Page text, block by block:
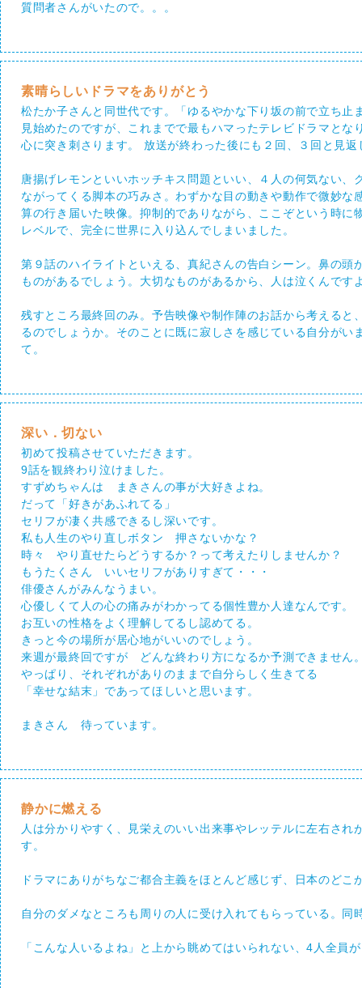
質問者さんがいたので。。。
素晴らしいドラマをありがとう
松たか子さんと同世代です。「ゆるやかな下り坂の前で立ち
見始めたのですが、これまでで最もハマったテレビドラマと
心に突き刺さります。 放送が終わった後にも２回、３回と見
唐揚げレモンといいホッチキス問題といい、４人の何気ない
ながってくる脚本の巧みさ。わずかな目の動きや動作で微妙
算の行き届いた映像。抑制的でありながら、ここぞという時
レベルで、完全に世界に入り込んでしまいました。
第９話のハイライトといえる、真紀さんの告白シーン。鼻の
ものがあるでしょう。大切なものがあるから、人は泣くんです
残すところ最終回のみ。予告映像や制作陣のお話から考える
るのでしょうか。そのことに既に寂しさを感じている自分が
て。
深い．切ない
初めて投稿させていただきます。
9話を観終わり泣けました。
すずめちゃんは まきさんの事が大好きよね。
だって「好きがあふれてる」
セリフが凄く共感できるし深いです。
私も人生のやり直しボタン 押さないかな？
時々 やり直せたらどうするか？って考えたりしませんか？
もうたくさん いいセリフがありすぎて・・・
俳優さんがみんなうまい。
心優しくて人の心の痛みがわかってる個性豊か人達なんです。
お互いの性格をよく理解してるし認めてる。
きっと今の場所が居心地がいいのでしょう。
来週が最終回ですが どんな終わり方になるか予測できません
やっぱり、それぞれがありのままで自分らしく生きてる
「幸せな結末」であってほしいと思います。
まきさん 待っています。
静かに燃える
人は分かりやすく、見栄えのいい出来事やレッテルに左右さ
す。
ドラマにありがちなご都合主義をほとんど感じず、日本のど
自分のダメなところも周りの人に受け入れてもらっている。
「こんな人いるよね」と上から眺めてはいられない、4人全員